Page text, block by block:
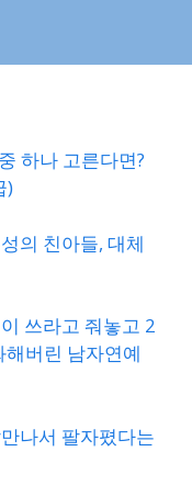
하나 고른다면?
)
의 친아들, 대체
쓰라고 줘놓고 2
버린 남자연예
나서 팔자폈다는